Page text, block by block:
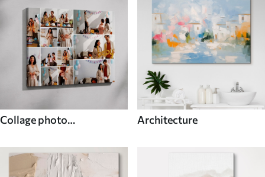
Collage photo
Architecture